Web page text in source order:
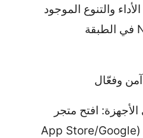
والتنوع الموجود
في NordVPN في الطبقة
افتح متجر
التطبيقات لجهازك (App Store/Google